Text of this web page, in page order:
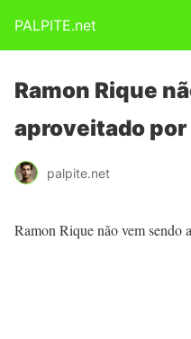
PALPITE.net
Ramon Rique
aproveitado por
palpite.net
Ramon Rique não vem sendo